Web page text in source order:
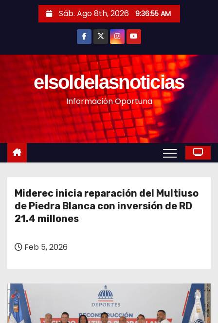
n
Sáb. Ago 8th, 2026 9:36:57 AM
elsoldelasnoticias
Información Oportuna
Miderec inicia reparación del Multiuso
de Piedra Blanca con inversión de RD
21.4 millones
Feb 5, 2026